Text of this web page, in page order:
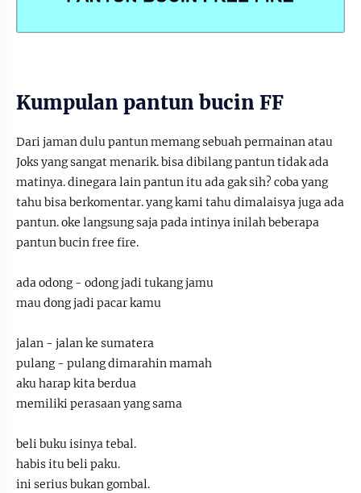
Kumpulan pantun bucin FF
Dari jaman dulu pantun memang sebuah permainan atau
Joks yang sangat menarik. bisa dibilang pantun tidak ada
matinya. dinegara lain pantun itu ada gak sih? coba yang
tahu bisa berkomentar. yang kami tahu dimalaisya juga ada
pantun. oke langsung saja pada intinya inilah beberapa
pantun bucin free fire.
ada odong - odong jadi tukang jamu
mau dong jadi pacar kamu
jalan - jalan ke sumatera
pulang - pulang dimarahin mamah
aku harap kita berdua
memiliki perasaan yang sama
beli buku isinya tebal.
habis itu beli paku.
ini serius bukan gombal.